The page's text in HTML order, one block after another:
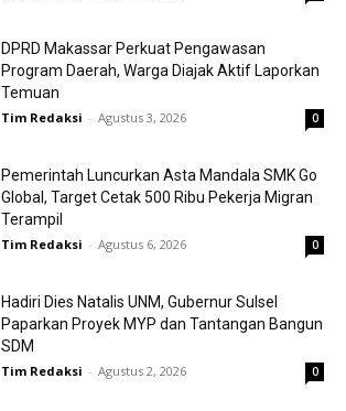
DPRD Makassar Perkuat Pengawasan
Program Daerah, Warga Diajak Aktif Laporkan
Temuan
Tim Redaksi - Agustus 3, 2026 0
Pemerintah Luncurkan Asta Mandala SMK Go
Global, Target Cetak 500 Ribu Pekerja Migran
Terampil
Tim Redaksi - Agustus 6, 2026 0
Hadiri Dies Natalis UNM, Gubernur Sulsel
Paparkan Proyek MYP dan Tantangan Bangun
SDM
Tim Redaksi - Agustus 2, 2026 0